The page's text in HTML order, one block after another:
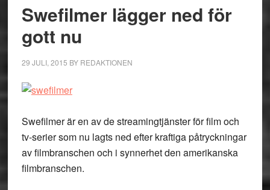
Swefilmer lägger ned för
gott nu
29 JULI, 2015 BY REDAKTIONEN
Swefilmer är en av de streamingtjänster för film och
tv-serier som nu lagts ned efter kraftiga påtryckningar
av filmbranschen och i synnerhet den amerikanska
filmbranschen.